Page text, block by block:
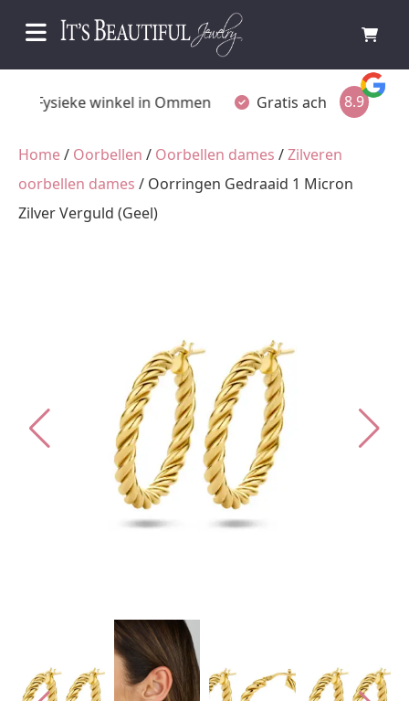
Fysieke winkel in Ommen Gratis achteraf betalen
8.9
Home/ Oorbellen / Oorbellen dames /Zilveren
oorbellen dames / Oorringen Gedraaid 1 Micron
Zilver Verguld (Geel)